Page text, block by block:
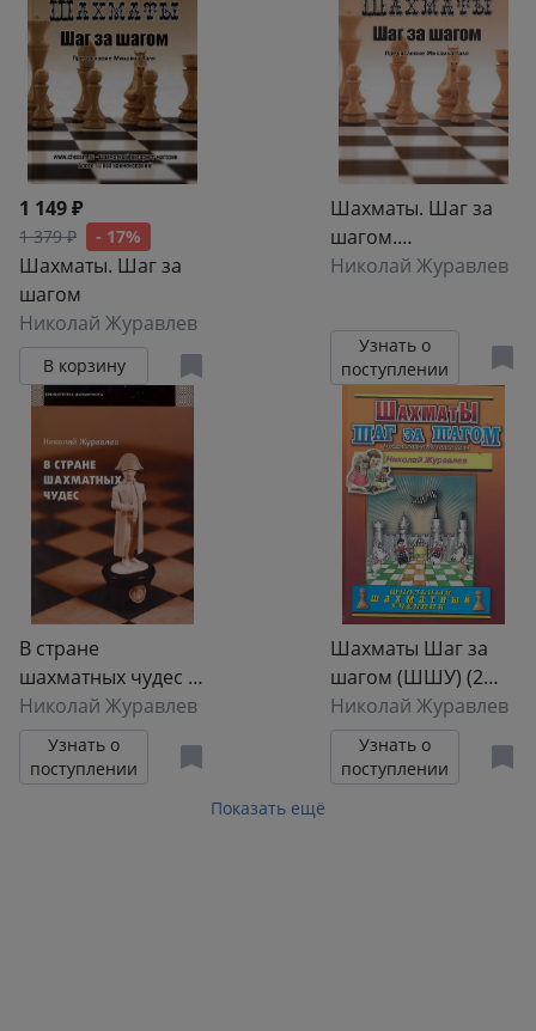
1 149 ₽
1 379 ₽ - 17%
Шахматы. Шаг за
шагом
Николай Журавлев
В корзину
Шахматы. Шаг за
шагом.
Предисловие
Николай Журавлев
Узнать о
поступлении
В стране
шахматных чудес /
(мягк)
(Библиотечка
шахматиста).
Журавлев Н.
Николай Журавлев
Узнать о
поступлении
Шахматы Шаг за
шагом (ШШУ) (2
вида) Журавлев
Николай Журавлев
Узнать о
поступлении
Показать ещё